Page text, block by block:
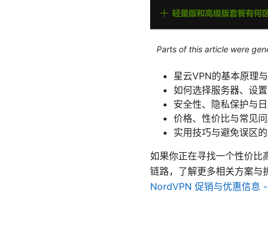
Parts of this article were
星云VPN的基本原理
如何选择服务器、设
安全性、隐私保护与
价格、性价比与常见
实用技巧与避免误区
如果你正在寻找一个性价比
链路，了解更多相关方案与
NordVPN 促销与优惠信息